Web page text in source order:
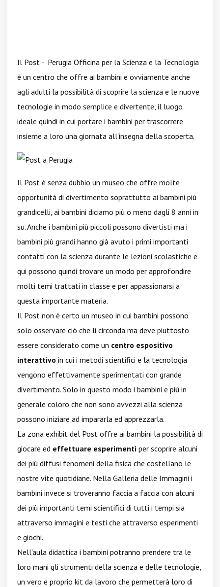
Il Post - Perugia Officina per la Scienza e la Tecnologia
è un centro che offre ai bambini e ovviamente anche
agli adulti la possibilità di scoprire la scienza e le nuove
tecnologie in modo semplice e divertente, il luogo
ideale quindi in cui portare i bambini per trascorrere
insieme a loro una giornata all'insegna della scoperta.
Il Post è senza dubbio un museo che offre molte
opportunità di divertimento soprattutto ai bambini più
grandicelli, ai bambini diciamo più o meno dagli 8 anni in
su. Anche i bambini più piccoli possono divertisti ma i
bambini più grandi hanno già avuto i primi importanti
contatti con la scienza durante le lezioni scolastiche e
qui possono quindi trovare un modo per approfondire
molti temi trattati in classe e per appassionarsi a
questa importante materia.
Il Post non è certo un museo in cui bambini possono
solo osservare ciò che li circonda ma deve piuttosto
essere considerato come un centro espositivo
interattivo in cui i metodi scientifici e la tecnologia
vengono effettivamente sperimentati con grande
divertimento. Solo in questo modo i bambini e più in
generale coloro che non sono avvezzi alla scienza
possono iniziare ad impararla ed apprezzarla.
La zona exhibit del Post offre ai bambini la possibilità di
giocare ed effettuare esperimenti per scoprire alcuni
dei più diffusi fenomeni della fisica che costellano le
nostre vite quotidiane. Nella Galleria delle Immagini i
bambini invece si troveranno faccia a faccia con alcuni
dei più importanti temi scientifici di tutti i tempi sia
attraverso immagini e testi che attraverso esperimenti
e giochi.
Nell'aula didattica i bambini potranno prendere tra le
loro mani gli strumenti della scienza e delle tecnologie,
un vero e proprio kit da lavoro che permetterà loro di